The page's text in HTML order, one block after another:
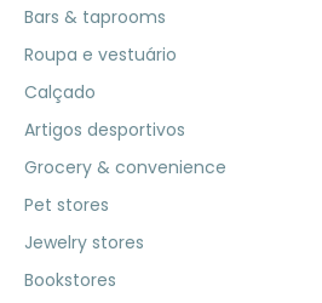
Bars & taprooms
Roupa e vestuário
Calçado
Artigos desportivos
Grocery & convenience
Pet stores
Jewelry stores
Bookstores